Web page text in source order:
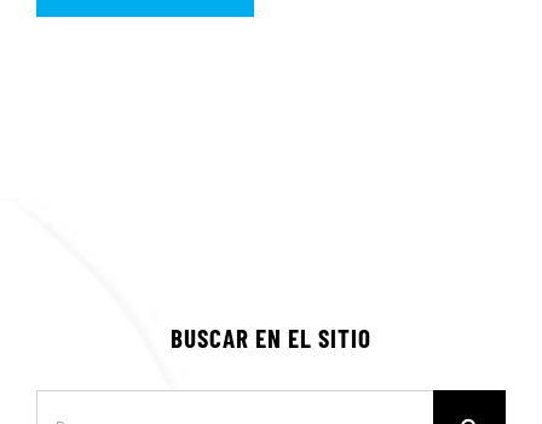
BUSCAR EN EL SITIO